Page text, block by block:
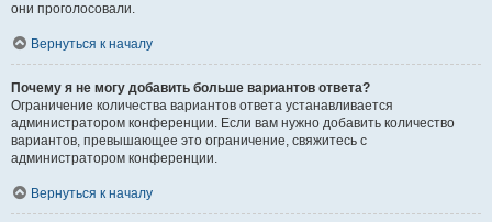
они проголосовали.
Вернуться к началу
Почему я не могу добавить больше вариантов ответа?
Ограничение количества вариантов ответа устанавливается
администратором конференции. Если вам нужно добавить количество
вариантов, превышающее это ограничение, свяжитесь с
администратором конференции.
Вернуться к началу